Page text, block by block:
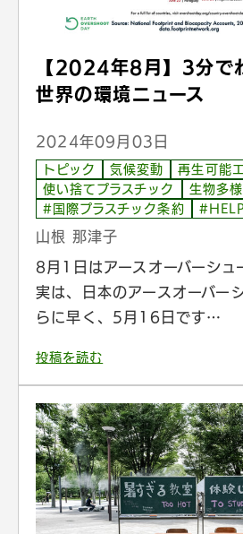
【2024年8月】3分で
世界の環境ニュース
2024年09月03日
トピック 気候変動
再生可能
使い捨てプラスチック
生物多
#国際プラスチック条約
山根 那津子
8月1日はアースオーバーシュ
実は、日本のアースオーバー
らに早く、5月16日です…
投稿を読む